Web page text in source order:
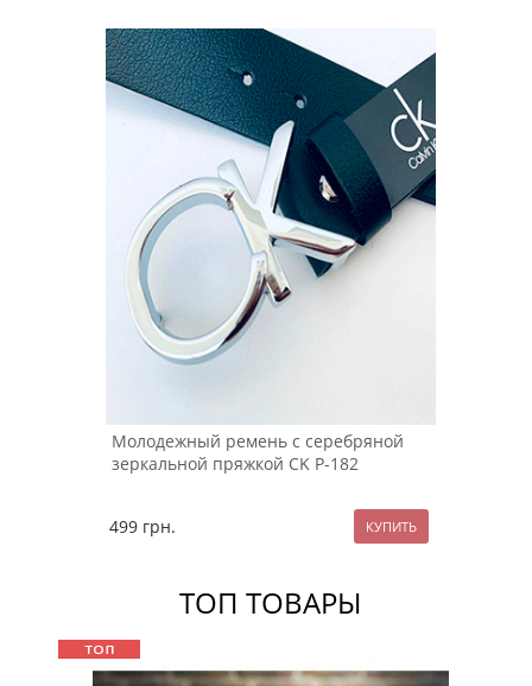
Молодежный ремень с серебряной
зеркальной пряжкой CK Р-182
499 грн.
ТОП ТОВАРЫ